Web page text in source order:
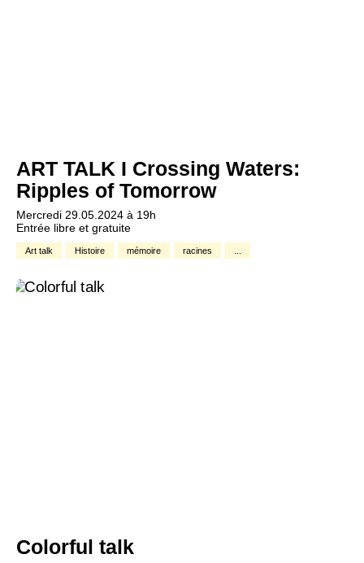
ART TALK I Crossing Waters:
Ripples of Tomorrow
Mercredi 29.05.2024 à 19h
Entrée libre et gratuite
Art talk Histoire mémoire racines
Colorful talk